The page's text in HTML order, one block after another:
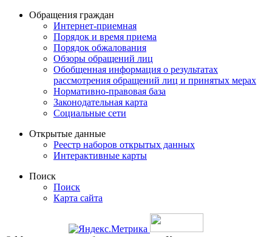
Обращения граждан
Интернет-приемная
Порядок и время приема
Порядок обжалования
Обзоры обращений лиц
Обобщенная информация о результатах
рассмотрения обращений лиц и принятых мерах
Нормативно-правовая база
Законодательная карта
Социальные сети
Открытые данные
Реестр наборов открытых данных
Интерактивные карты
Поиск
Поиск
Карта сайта